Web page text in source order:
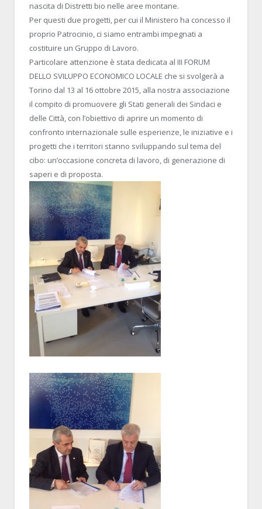
nascita di Distretti bio nelle aree montane.
Per questi due progetti, per cui il Ministero ha concesso il
proprio Patrocinio, ci siamo entrambi impegnati a
costituire un Gruppo di Lavoro.
Particolare attenzione è stata dedicata al III FORUM
DELLO SVILUPPO ECONOMICO LOCALE che si svolgerà a
Torino dal 13 al 16 ottobre 2015, alla nostra associazione
il compito di promuovere gli Stati generali dei Sindaci e
delle Città, con l’obiettivo di aprire un momento di
confronto internazionale sulle esperienze, le iniziative e i
progetti che i territori stanno sviluppando sul tema del
cibo: un’occasione concreta di lavoro, di generazione di
saperi e di proposta.